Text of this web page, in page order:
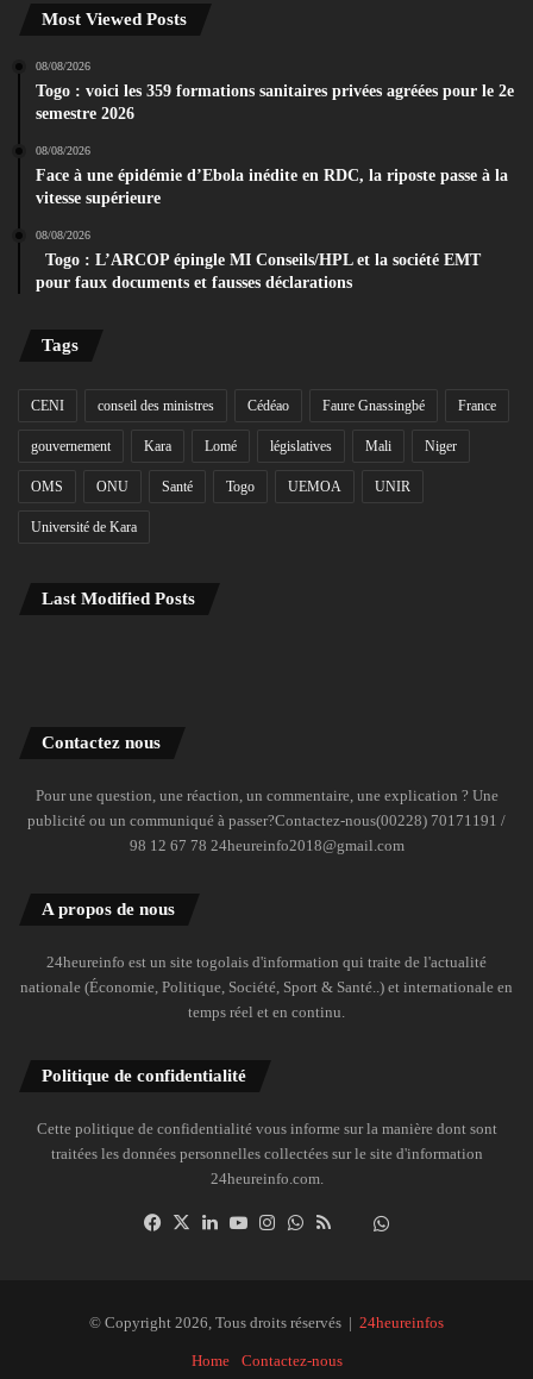
Most Viewed Posts
08/08/2026
Togo : voici les 359 formations sanitaires privées agréées pour le 2e
semestre 2026
08/08/2026
Face à une épidémie d’Ebola inédite en RDC, la riposte passe à la
vitesse supérieure
08/08/2026
Togo : L’ARCOP épingle MI Conseils/HPL et la société EMT
pour faux documents et fausses déclarations
Tags
CENI conseil des ministres Cédéao Faure Gnassingbé France
gouvernement Kara Lomé législatives Mali Niger
OMS ONU Santé Togo UEMOA UNIR
Université de Kara
Last Modified Posts
Contactez nous
Pour une question, une réaction, un commentaire, une explication ? Une
publicité ou un communiqué à passer?Contactez-nous(00228) 70171191 /
98 12 67 78 24heureinfo2018@gmail.com
A propos de nous
24heureinfo est un site togolais d'information qui traite de l'actualité
nationale (Économie, Politique, Société, Sport & Santé..) et internationale en
temps réel et en continu.
Politique de confidentialité
Cette politique de confidentialité vous informe sur la manière dont sont
traitées les données personnelles collectées sur le site d'information
24heureinfo.com.
Facebook
X LinkedinYouTubeInstagramWhatsAppDailymotion
© Copyright 2026, Tous droits réservés | 24heureinfos
Home Contactez-nous